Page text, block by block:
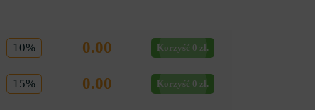
10% 0.00 Korzyść 0 zł.
15% 0.00 Korzyść 0 zł.